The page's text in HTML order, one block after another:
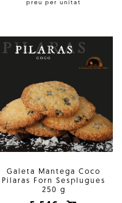
preu per unitat
Galeta Mantega Coco
Pilaras Forn Sesplugues
250 g